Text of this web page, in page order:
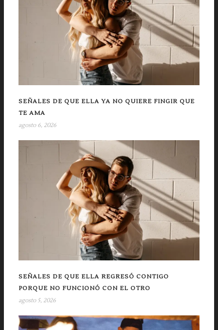
SEÑALES DE QUE ELLA YA NO QUIERE FINGIR QUE
TE AMA
agosto 6, 2026
SEÑALES DE QUE ELLA REGRESÓ CONTIGO
PORQUE NO FUNCIONÓ CON EL OTRO
agosto 5, 2026